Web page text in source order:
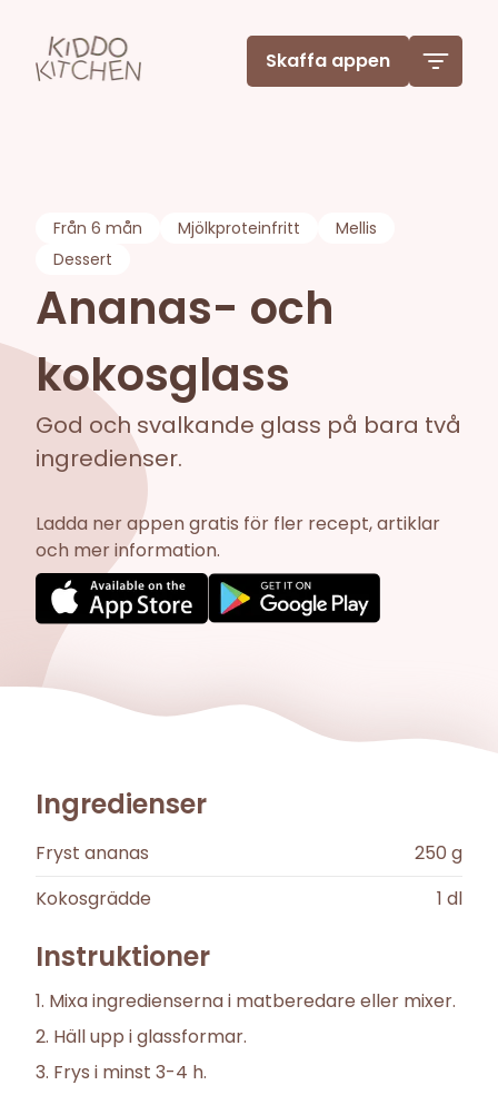
Skaffa appen
Från 6 mån Mjölkproteinfritt
Mellis
Dessert
Ananas- och
kokosglass
God och svalkande glass på bara två
ingredienser.
Ladda ner appen gratis för fler recept, artiklar
och mer information.
Ingredienser
Fryst ananas 250 g
Kokosgrädde
1 dl
Instruktioner
Mixa ingredienserna i matberedare eller mixer.
Häll upp i glassformar.
Frys i minst 3-4 h.